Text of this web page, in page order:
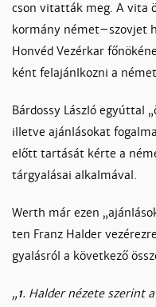
cson vi­tat­ták meg. A vi­ta
kor­mány né­met–szov­jet
Hon­véd Ve­zér­kar
ként felajánl­koz­ni a
Bár­dos­sy Lász­ló egyút­tal
il­let­ve aján­lá­so­kat
előtt tar­tá­sát kér­te a
tár­gya­lá­sai al­kal­má­val.
Werth már ezen
ten Franz Hal­der
gya­lás­ról a kö­vet­ke­ző
„1. Hal­der né­ze­te sze­rint